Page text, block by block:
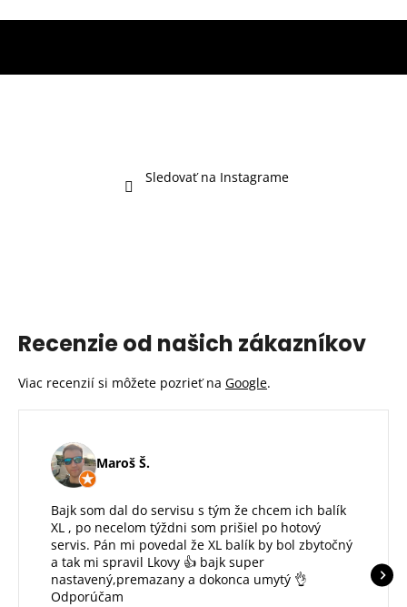
Sledovať na Instagrame
Recenzie od našich zákazníkov
Viac recenzií si môžete pozrieť na Google.
Maroš Š.
Bajk som dal do servisu s tým že chcem ich balík
XL , po necelom týždni som prišiel po hotový
servis. Pán mi povedal že XL balík by bol zbytočný
a tak mi spravil Lkovy 👍 bajk super
nastavený,premazany a dokonca umytý 👌
Odporúčam